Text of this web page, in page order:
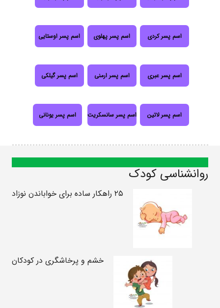
اسم پسر کردی اسم پسر پهلوی اسم پسر اوستایی
اسم پسر عبری اسم پسر ارمنی اسم پسر گیلکی
اسم پسر لاتین اسم پسر سانسکریت اسم پسر یونانی
روانشناسی کودک
۲۵ راهکار ساده برای خواباندن نوزاد
خشم و پرخاشگری در کودکان